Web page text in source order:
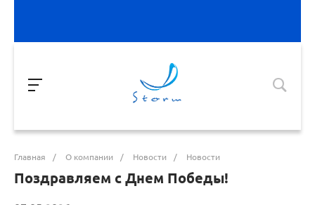
Главная / О компании / Новости / Новости
Поздравляем с Днем Победы!